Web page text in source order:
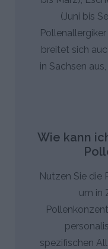
(Juni bis
breitet sich
in Sachsen
Wie kann
Nutzen Sie die
um in
spezifischen